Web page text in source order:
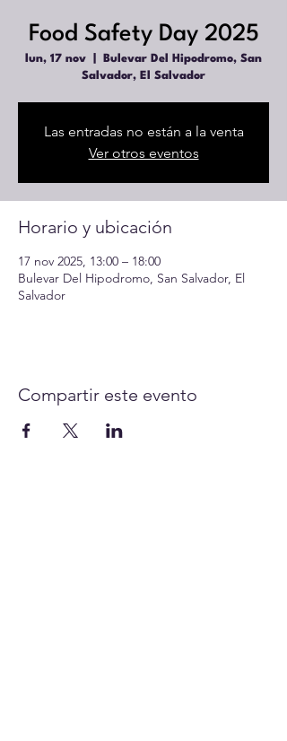
Food Safety Day 2025
lun, 17 nov
Bulevar Del Hipodromo, San
Salvador, El Salvador
Las entradas no están a la venta
Ver otros eventos
Horario y ubicación
17 nov 2025, 13:00 – 18:00
Bulevar Del Hipodromo, San Salvador, El
Salvador
Compartir este evento